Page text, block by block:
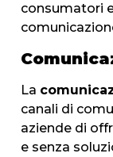
consumatori
La
canali di
aziende di
e senza